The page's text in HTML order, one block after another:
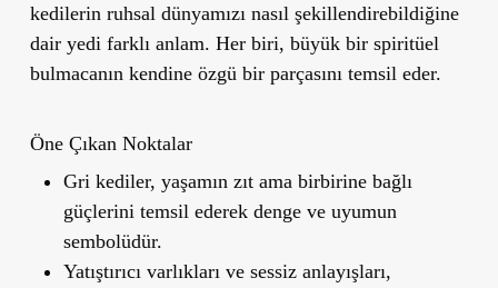
kedilerin ruhsal dünyamızı nasıl şekillendirebildiğine
dair yedi farklı anlam. Her biri, büyük bir spiritüel
bulmacanın kendine özgü bir parçasını temsil eder.
Öne Çıkan Noktalar
Gri kediler, yaşamın zıt ama birbirine bağlı
güçlerini temsil ederek denge ve uyumun
sembolüdür.
Yatıştırıcı varlıkları ve sessiz anlayışları,